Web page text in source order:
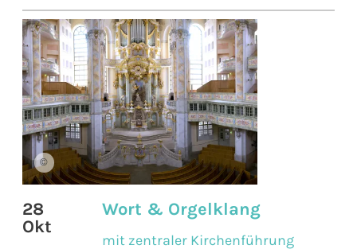
©
28
Okt
Wort & Orgelklang
mit zentraler Kirchenführung